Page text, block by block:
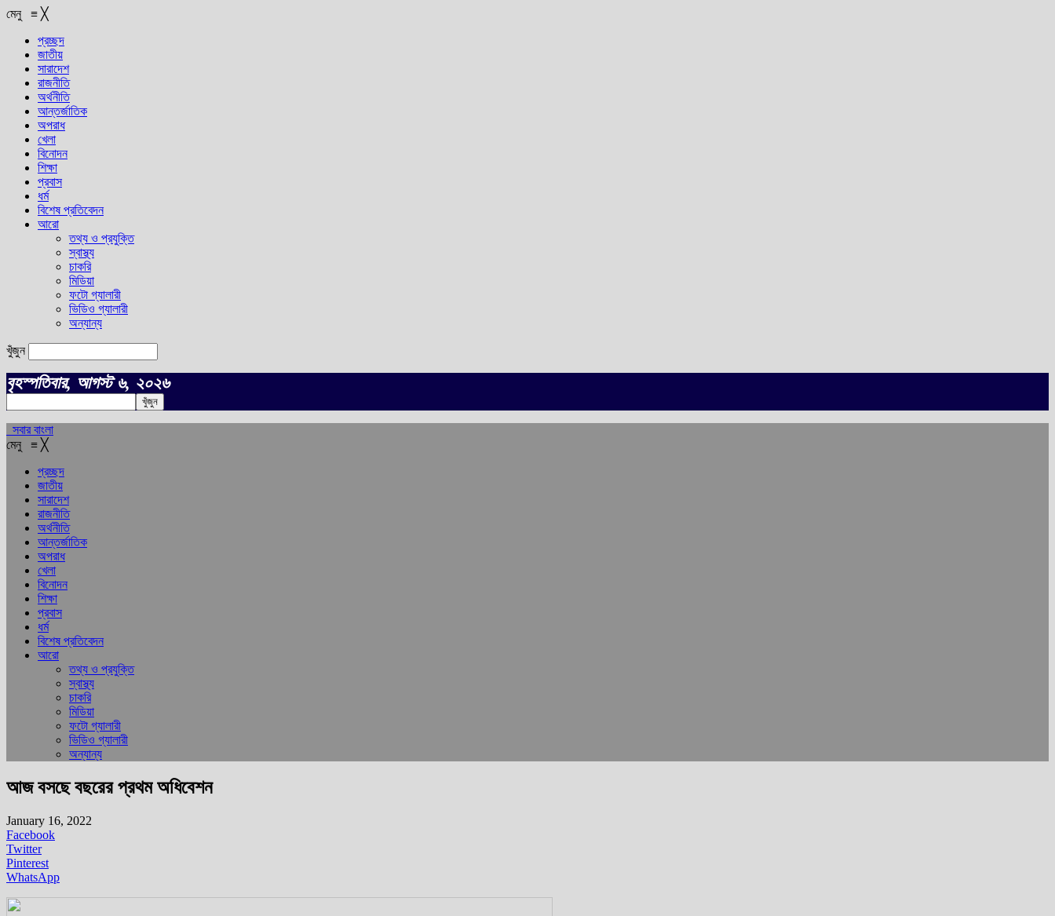
মেনু ≡ ╳
প্রচ্ছদ
জাতীয়
সারাদেশ
রাজনীতি
অর্থনীতি
আন্তর্জাতিক
অপরাধ
খেলা
বিনোদন
শিক্ষা
প্রবাস
ধর্ম
বিশেষ প্রতিবেদন
আরো
তথ্য ও প্রযুক্তি
স্বাস্থ্য
চাকরি
মিডিয়া
ফটো গ্যালারী
ভিডিও গ্যালারী
অন্যান্য
খুঁজুন
বৃহস্পতিবার, আগস্ট ৬, ২০২৬
সবার বাংলা
মেনু ≡ ╳
প্রচ্ছদ
জাতীয়
সারাদেশ
রাজনীতি
অর্থনীতি
আন্তর্জাতিক
অপরাধ
খেলা
বিনোদন
শিক্ষা
প্রবাস
ধর্ম
বিশেষ প্রতিবেদন
আরো
তথ্য ও প্রযুক্তি
স্বাস্থ্য
চাকরি
মিডিয়া
ফটো গ্যালারী
ভিডিও গ্যালারী
অন্যান্য
আজ বসছে বছরের প্রথম অধিবেশন
January 16, 2022
Facebook
Twitter
Pinterest
WhatsApp